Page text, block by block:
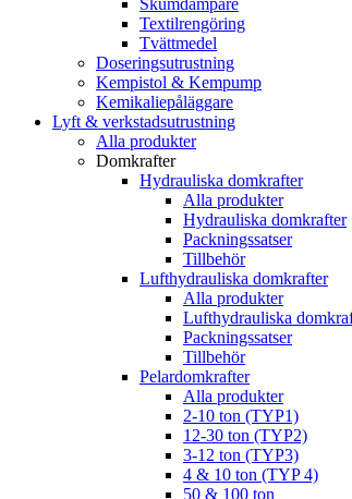
Skumdämpare
Textilrengöring
Tvättmedel
Doseringsutrustning
Kempistol & Kempump
Kemikaliepåläggare
Lyft & verkstadsutrustning
Alla produkter
Domkrafter
Hydrauliska domkrafter
Alla produkter
Hydrauliska domkrafter
Packningssatser
Tillbehör
Lufthydrauliska domkrafter
Alla produkter
Lufthydrauliska
Packningssatser
Tillbehör
Pelardomkrafter
Alla produkter
2-10 ton (TYP1)
12-30 ton (TYP2)
3-12 ton (TYP3)
4 & 10 ton (TYP 4)
50 & 100 ton